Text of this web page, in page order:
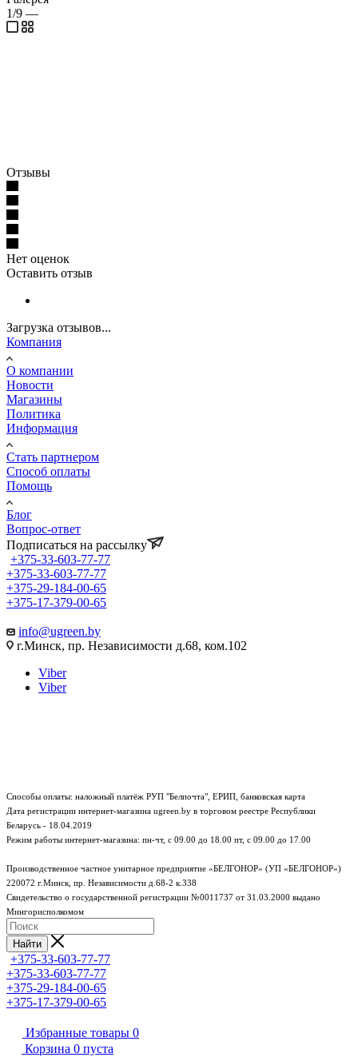
1/9 —
Отзывы
Нет оценок
Оставить отзыв
Загрузка отзывов...
Компания
О компании
Новости
Магазины
Политика
Информация
Стать партнером
Способ оплаты
Помощь
Блог
Вопрос-ответ
Подписаться на рассылку
+375-33-603-77-77
+375-33-603-77-77
+375-29-184-00-65
+375-17-379-00-65
info@ugreen.by
г.Минск, пр. Независимости д.68, ком.102
Viber
Viber
Способы оплаты: наложный платёж РУП "Белпочта", ЕРИП, банковская карта
Дата регистрации интернет-магазина ugreen.by в торговом реестре Республики
Беларусь - 18.04.2019
Режим работы интернет-магазина: пн-чт, с 09.00 до 18.00 пт, с 09.00 до 17.00
Производственное частное унитарное предприятие «БЕЛГОНОР» (УП «БЕЛГОНОР»)
220072 г.Минск, пр. Независимости д.68-2 к.338
Свидетельство о государственной регистрации №0011737 от 31.03.2000 выдано
Мингорисполкомом
Найти
+375-33-603-77-77
+375-33-603-77-77
+375-29-184-00-65
+375-17-379-00-65
Избранные товары 0
Корзина 0 пуста